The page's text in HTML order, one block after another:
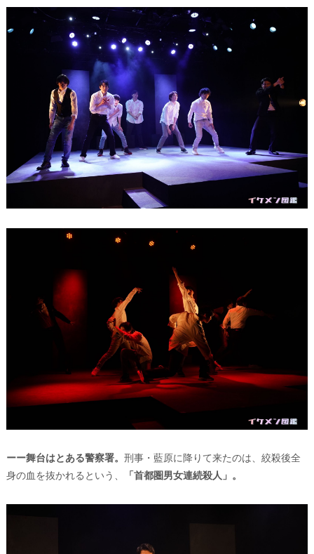
ーー舞台はとある警察署。 刑事・藍原に降りて来たのは、絞殺後全
身の血を抜かれるという、
「首都圏男女連続殺人」。